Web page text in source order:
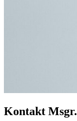
Kontakt Msgr.